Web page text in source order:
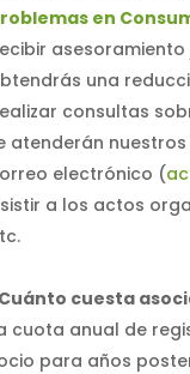
en
una
consultas
atenderán
electrónico (
a los actos
cuesta
cuota anual de
para años